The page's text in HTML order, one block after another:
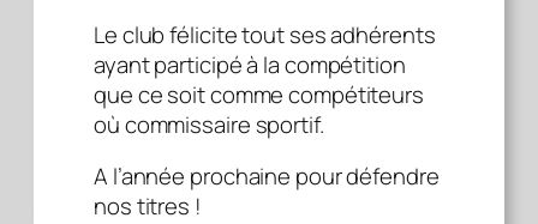
Le club félicite tout ses adhérents
ayant participé à la compétition
que ce soit comme compétiteurs
où commissaire sportif.
A l’année prochaine pour défendre
nos titres !